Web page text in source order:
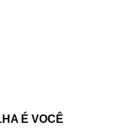
É VOCÊ